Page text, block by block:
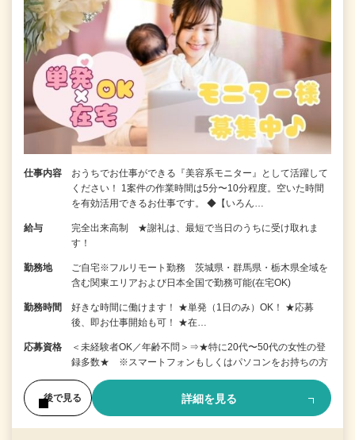
仕事内容
おうちでお仕事ができる『美容系モニター』として活躍して
ください！ 1案件の作業時間は5分〜10分程度。空いた時間
を有効活用できるお仕事です。 ◆【いろん…
給与
完全出来高制 ★謝礼は、最短で当日のうちに受け取れま
す！
勤務地
ご自宅※フルリモート勤務 茨城県・群馬県・栃木県全域を
含む関東エリアおよび日本全国で勤務可能(在宅OK)
勤務時間
好きな時間に働けます！ ★単発（1日のみ）OK！ ★応募
後、即お仕事開始も可！ ★在…
応募資格
＜未経験者OK／年齢不問＞⇒★特に20代〜50代の女性の登
録多数★ ※スマートフォンもしくはパソコンをお持ちの方
後で見る 詳細を見る